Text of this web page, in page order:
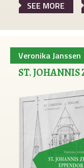
SEE MORE
Veronika Janssen
ST. JOHANNIS